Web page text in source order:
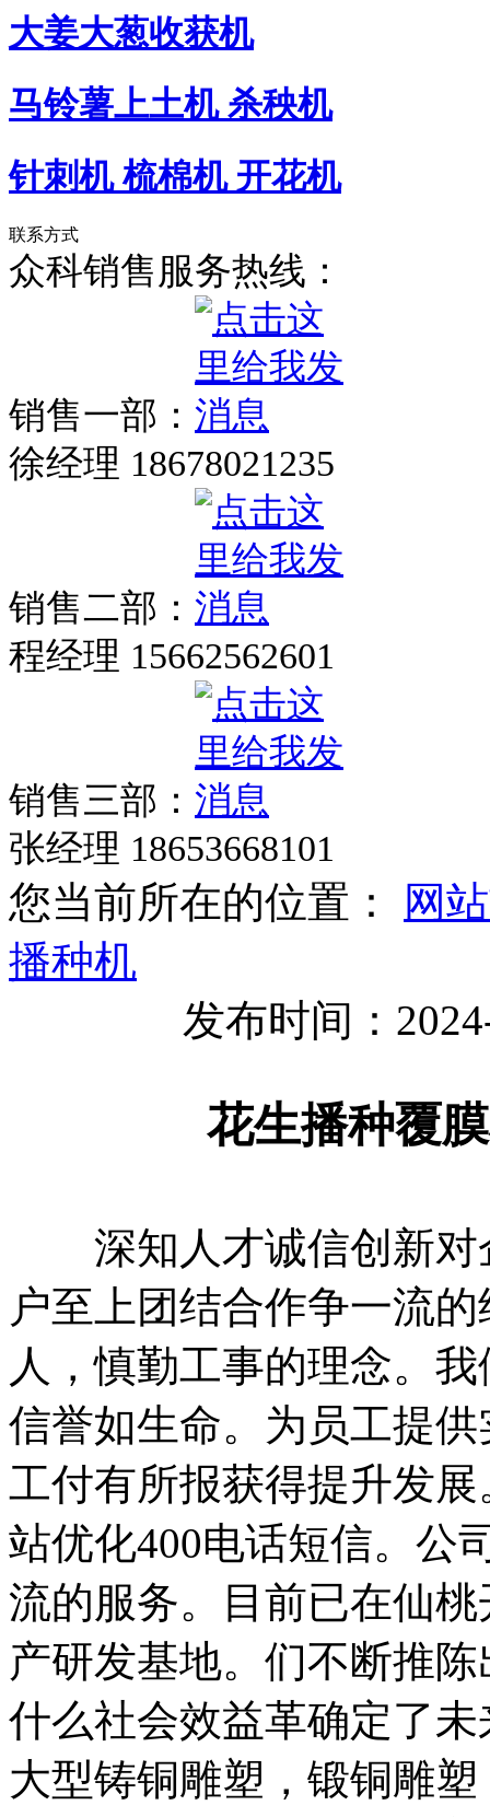
大姜大葱收获机
马铃薯上土机 杀秧机
针刺机 梳棉机 开花机
联系方式
众科销售服务热线：
销售一部：
徐经理 18678021235
销售二部：
程经理 15662562601
销售三部：
张经理 18653668101
您当前所在的位置：
网
播种机
发布时间：
花生播种覆
深知人才诚信创新对
户至上团结合作争一流
人，慎勤工事的理念。
信誉如生命。为员工提
工付有所报获得提升发
站优化400电话短信。公
流的服务。目前已在仙
产研发基地。们不断推
什么社会效益革确定了
大型铸铜雕塑，锻铜雕